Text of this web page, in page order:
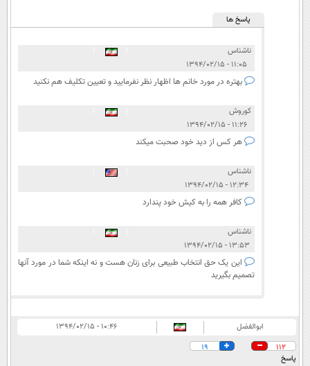
پاسخ ها
ناشناس
۱۱:۰۵ - ۱۳۹۴/۰۲/۱۵
بهتره در مورد خانم ها اظهار نظر نفرمایید و تعیین تکلیف هم نکنید
کوروش
۱۱:۲۶ - ۱۳۹۴/۰۲/۱۵
هر کس از دید خود صحبت میکند
ناشناس
۱۲:۳۴ - ۱۳۹۴/۰۲/۱۵
کافر همه را به کیش خود پندارد
ناشناس
۱۳:۵۳ - ۱۳۹۴/۰۲/۱۵
این یک حق انتخاب طبیعی برای زنان هست و نه اینکه شما در مورد آنها
تصمیم بگیرید
ابوالفضل
۱۰:۴۶ - ۱۳۹۴/۰۲/۱۵
112
19
پاسخ